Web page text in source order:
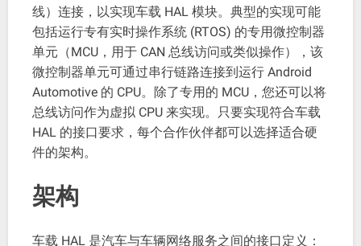
线）连接，以实现车载 HAL 模块。典型的实现可能
包括运行专有实时操作系统 (RTOS) 的专用微控制器
单元（MCU，用于 CAN 总线访问或类似操作），该
微控制器单元可通过串行链路连接到运行 Android
Automotive 的 CPU。除了专用的 MCU，您还可以将
总线访问作为虚拟 CPU 来实现。只要实现符合车载
HAL 的接口要求，每个合作伙伴都可以选择适合硬
件的架构。
架构
车载 HAL 是汽车与车辆网络服务之间的接口定义：